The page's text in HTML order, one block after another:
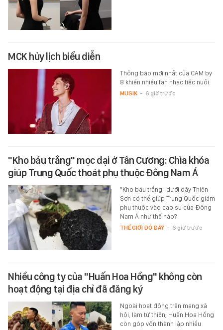
MCK hủy lịch biểu diễn
Thông báo mới nhất của CAM by
8 khiến nhiều fan nhạc tiếc nuối.
MUSIK - 6 giờ trước
"Kho báu trắng" mọc dại ở Tân Cương: Chìa khóa
giúp Trung Quốc thoát phụ thuộc Đông Nam Á
"Kho báu trắng" dưới dãy Thiên
Sơn có thể giúp Trung Quốc giảm
phụ thuộc vào cao su của Đông
Nam Á như thế nào?
THẾ GIỚI ĐÓ ĐÂY - 6 giờ trước
Nhiều công ty của "Huấn Hoa Hồng" không còn
hoạt động tại địa chỉ đã đăng ký
Ngoài hoạt động trên mạng xã
hội, làm từ thiện, Huấn Hoa Hồng
còn góp vốn thành lập nhiều